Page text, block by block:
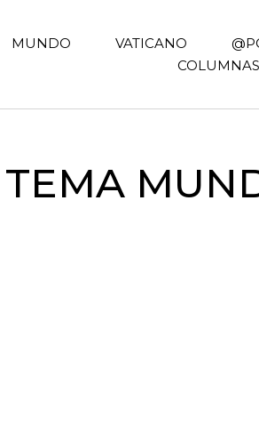
MUNDO VATICANO
COLUMNAS
TEMA